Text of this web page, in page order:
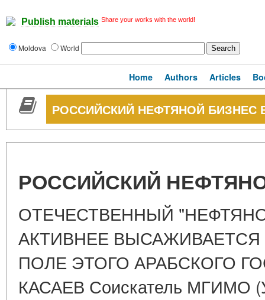
Publish materials Share your works with the world!
Moldova World
Home Authors Articles
РОССИЙСКИЙ НЕФТЯНОЙ БИЗНЕС
РОССИЙСКИЙ
ОТЕЧЕСТВЕННЫЙ
АКТИВНЕЕ
ПОЛЕ ЭТОГО АРАБСКОГО
КАСАЕВ Соискатель МГИМО